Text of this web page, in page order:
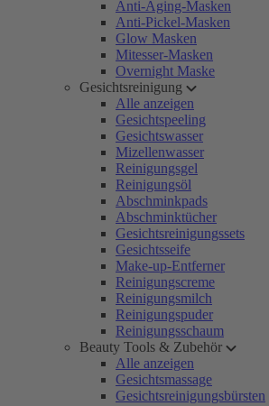
Anti-Aging-Masken
Anti-Pickel-Masken
Glow Masken
Mitesser-Masken
Overnight Maske
Gesichtsreinigung
Alle anzeigen
Gesichtspeeling
Gesichtswasser
Mizellenwasser
Reinigungsgel
Reinigungsöl
Abschminkpads
Abschminktücher
Gesichtsreinigungssets
Gesichtsseife
Make-up-Entferner
Reinigungscreme
Reinigungsmilch
Reinigungspuder
Reinigungsschaum
Beauty Tools & Zubehör
Alle anzeigen
Gesichtsmassage
Gesichtsreinigungsbürsten